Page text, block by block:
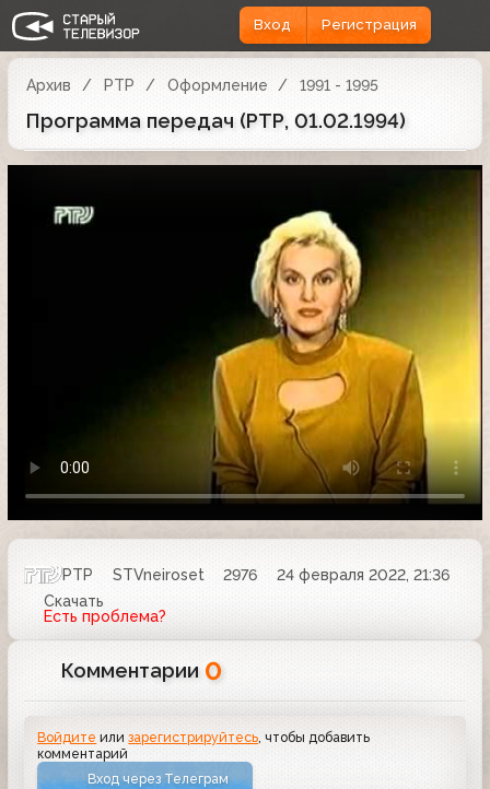
Вход Регистрация
Архив РТР Оформление 1991 - 1995
Программа передач (РТР, 01.02.1994)
РТР STVneiroset 2976
24 февраля 2022, 21:36
Скачать
Есть проблема?
Комментарии 0
Войдите илизарегистрируйтесь, чтобы добавить
комментарий
Вход через Телеграм